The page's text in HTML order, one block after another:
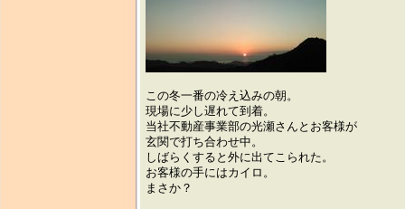
この冬一番の冷え込みの朝。
現場に少し遅れて到着。
当社不動産事業部の光瀬さんとお客様が
玄関で打ち合わせ中。
しばらくすると外に出てこられた。
お客様の手にはカイロ。
まさか？